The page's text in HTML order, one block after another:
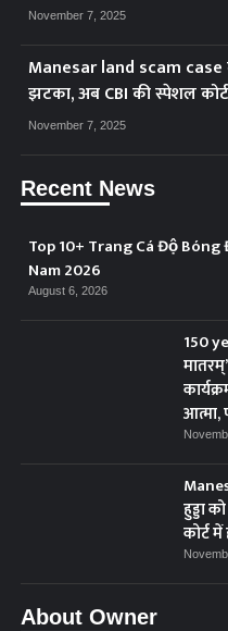
November 7, 2025
Manesar land scam case में
झटका, अब CBI की स्पेशल
November 7, 2025
Recent News
Top 10+ Trang Cá Độ
Nam 2026
August 6, 2026
150
आत्मा,
हुड्डा
कोर्ट
About Owner